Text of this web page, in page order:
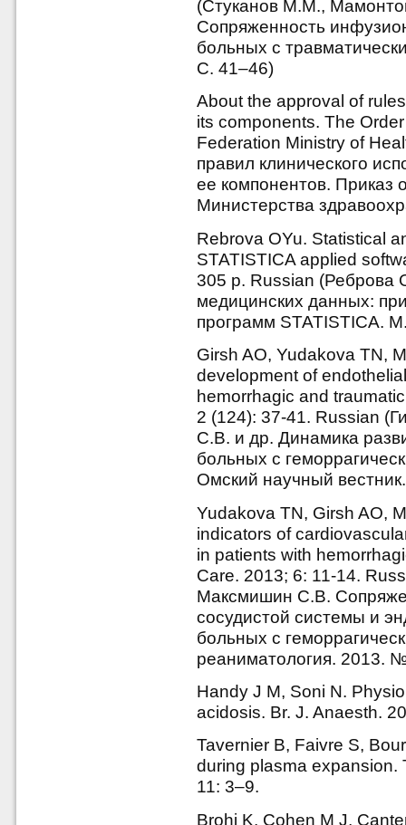
(Стуканов М.М.,
Сопряженность
больных с
С. 41–46)
About the approval of
its components. The
Federation Ministry of
правил клинического
ее компонентов. Приказ
Министерства
Rebrova OYu. Statistical
STATISTICA applied
305 р. Russian (Реброва
медицинских данных:
программ STATISTICA.
Girsh AO, Yudakova TN,
development of
hemorrhagic and
2 (124): 37-41. Russian
С.В. и др. Динамика
больных с
Омский научный
Yudakova TN, Girsh AO,
indicators of
in patients with
Care. 2013; 6: 11-14.
Максмишин С.В.
сосудистой системы и
больных с
реаниматология. 2013.
Handy J M, Soni N.
acidosis. Br. J. Anaesth.
Tavernier B, Faivre S,
during plasma expansion.
11: 3–9.
Brohi K, Cohen M J,